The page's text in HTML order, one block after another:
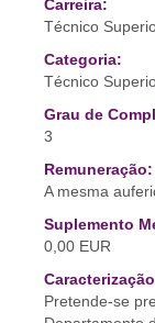
Carreira:
Técnico
Categoria:
Técnico
Grau de
3
Remuneração:
A mesma
Suplemento
0,00 EUR
Pretende-se